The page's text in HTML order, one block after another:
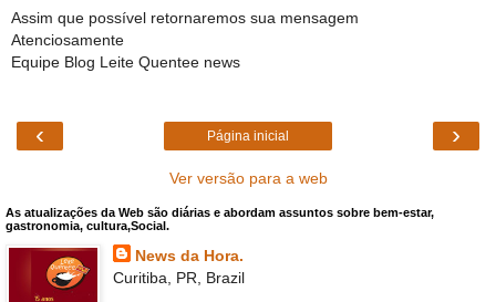
Assim que possível retornaremos sua mensagem
Atenciosamente
Equipe Blog Leite Quentee news
‹ ›
Página inicial
Ver versão para a web
As atualizações da Web são diárias e abordam assuntos sobre bem-estar,
gastronomia, cultura,Social.
News da Hora.
Curitiba, PR, Brazil